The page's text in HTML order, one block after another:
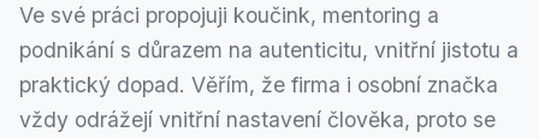
Ve své práci propojuji koučink, mentoring a
podnikání s důrazem na autenticitu, vnitřní jistotu a
praktický dopad. Věřím, že firma i osobní značka
vždy odrážejí vnitřní nastavení člověka, proto se